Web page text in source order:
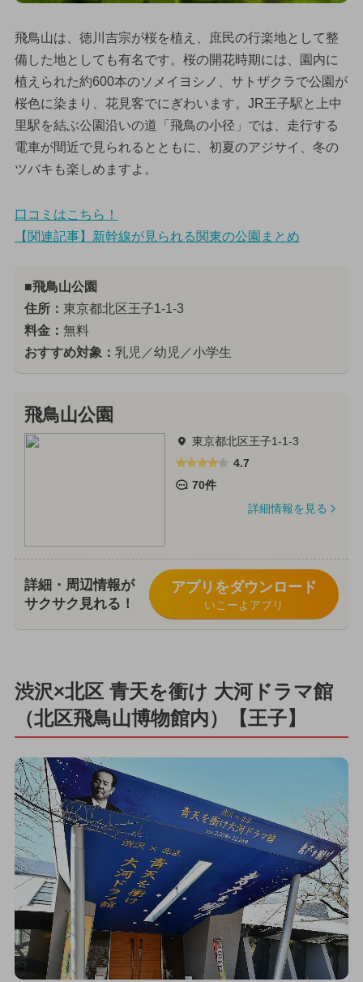
飛鳥山は、徳川吉宗が桜を植え、庶民の行楽地として整
備した地としても有名です。桜の開花時期には、園内に
植えられた約600本のソメイヨシノ、サトザクラで公園が
桜色に染まり、花見客でにぎわいます。JR王子駅と上中
里駅を結ぶ公園沿いの道「飛鳥の小径」では、走行する
電車が間近で見られるとともに、初夏のアジサイ、冬の
ツバキも楽しめますよ。
口コミはこちら！
【関連記事】新幹線が見られる関東の公園まとめ
■飛鳥山公園
住所： 東京都北区王子1-1-3
料金： 無料
おすすめ対象： 乳児／幼児／小学生
飛鳥山公園
東京都北区王子1-1-3
4.7
70件
詳細情報を見る
詳細・周辺情報が
サクサク見れる！
アプリをダウンロード
いこーよアプリ
渋沢×北区 青天を衝け 大河ドラマ館
（北区飛鳥山博物館内）【王子】